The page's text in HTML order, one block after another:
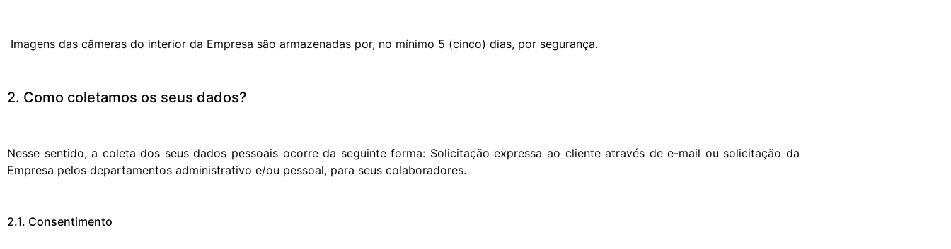
Imagens das câmeras do interior da Empresa são armazenadas por, no mínimo 5 (cinco) dias, por segurança.
2. Como coletamos os seus dados?
Nesse sentido, a coleta dos seus dados pessoais ocorre da seguinte forma: Solicitação expressa ao cliente através de e-mail ou solicitação da
Empresa pelos departamentos administrativo e/ou pessoal, para seus colaboradores.
2.1. Consentimento